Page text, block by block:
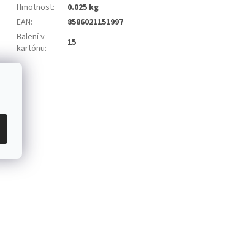
Hmotnost:
0.025 kg
EAN:
8586021151997
Balení v
kartónu: 15